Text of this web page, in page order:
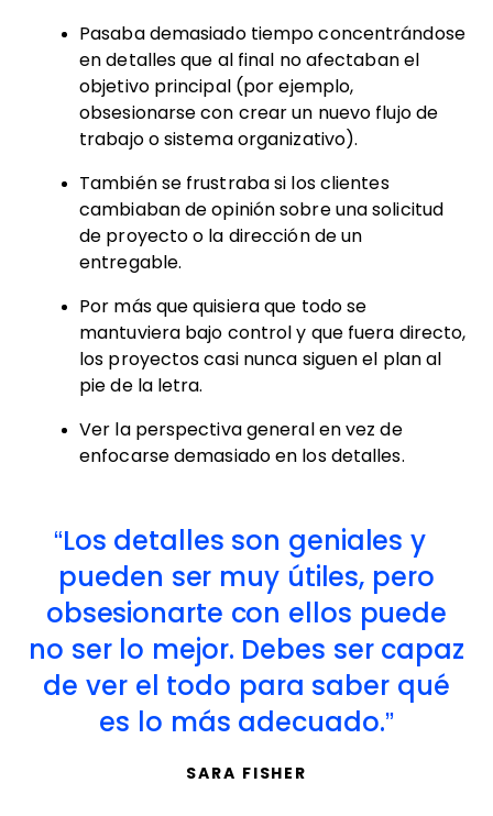
Pasaba demasiado tiempo concentrándose
en detalles que al final no afectaban el
objetivo principal (por ejemplo,
obsesionarse con crear un nuevo flujo de
trabajo o sistema organizativo).
También se frustraba si los clientes
cambiaban de opinión sobre una solicitud
de proyecto o la dirección de un
entregable.
Por más que quisiera que todo se
mantuviera bajo control y que fuera directo,
los proyectos casi nunca siguen el plan al
pie de la letra.
Ver la perspectiva general en vez de
enfocarse demasiado en los detalles.
Los detalles son geniales y
pueden ser muy útiles, pero
obsesionarte con ellos puede
no ser lo mejor. Debes ser capaz
de ver el todo para saber qué
es lo más adecuado.
SARA FISHER